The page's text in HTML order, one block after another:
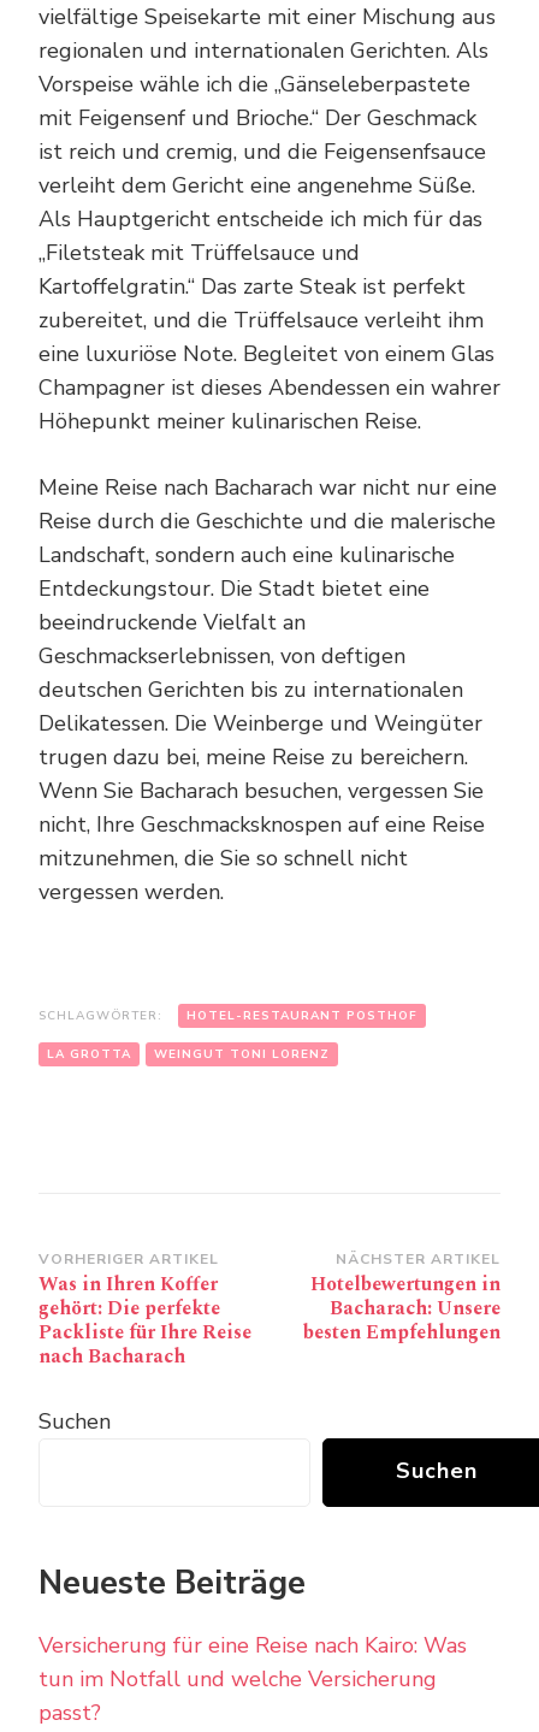
vielfältige Speisekarte mit einer Mischung aus
regionalen und internationalen Gerichten. Als
Vorspeise wähle ich die „Gänseleberpastete
mit Feigensenf und Brioche.“ Der Geschmack
ist reich und cremig, und die Feigensenfsauce
verleiht dem Gericht eine angenehme Süße.
Als Hauptgericht entscheide ich mich für das
„Filetsteak mit Trüffelsauce und
Kartoffelgratin.“ Das zarte Steak ist perfekt
zubereitet, und die Trüffelsauce verleiht ihm
eine luxuriöse Note. Begleitet von einem Glas
Champagner ist dieses Abendessen ein wahrer
Höhepunkt meiner kulinarischen Reise.
Meine Reise nach Bacharach war nicht nur eine
Reise durch die Geschichte und die malerische
Landschaft, sondern auch eine kulinarische
Entdeckungstour. Die Stadt bietet eine
beeindruckende Vielfalt an
Geschmackserlebnissen, von deftigen
deutschen Gerichten bis zu internationalen
Delikatessen. Die Weinberge und Weingüter
trugen dazu bei, meine Reise zu bereichern.
Wenn Sie Bacharach besuchen, vergessen Sie
nicht, Ihre Geschmacksknospen auf eine Reise
mitzunehmen, die Sie so schnell nicht
vergessen werden.
SCHLAGWÖRTER: HOTEL-RESTAURANT POSTHOF
LA GROTTA WEINGUT TONI LORENZ
Beitragsnavigation
VORHERIGER ARTIKEL
Was in Ihren Koffer
gehört: Die perfekte
Packliste für Ihre Reise
nach Bacharach
NÄCHSTER ARTIKEL
Hotelbewertungen in
Bacharach: Unsere
besten Empfehlungen
Suchen
Suchen
Neueste Beiträge
Versicherung für eine Reise nach Kairo: Was
tun im Notfall und welche Versicherung
passt?